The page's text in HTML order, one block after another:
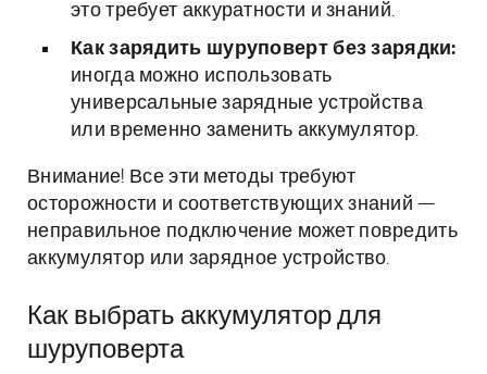
это требует аккуратности и знаний.
Как зарядить шуруповерт без зарядки:
иногда можно использовать
универсальные зарядные устройства
или временно заменить аккумулятор.
Внимание! Все эти методы требуют
осторожности и соответствующих знаний —
неправильное подключение может повредить
аккумулятор или зарядное устройство.
Как выбрать аккумулятор для
шуруповерта